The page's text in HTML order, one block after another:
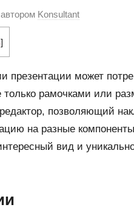
автором Konsultant
]
презентации может
только рамочками или
позволяющий
на разные
вид и